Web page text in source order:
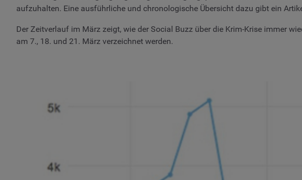
aufzuhalten. Eine ausführliche und chronologische Übersicht dazu gibt ein
Der Zeitverlauf im März zeigt, wie der Social Buzz über die Krim-Krise immer
am 7., 18. und 21. März verzeichnet werden.